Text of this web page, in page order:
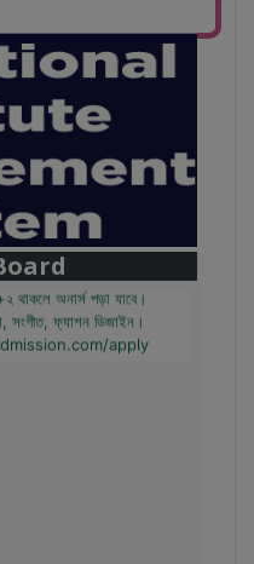
অনার্স পড়ার সুযোগ।
খরচ ২ লক্ষ থেকে ৫ লক্ষ টাকা।
apply
অনার্স পড়া যাবে।
সংগীত, ফ্যাশন ডিজাইন।
apply